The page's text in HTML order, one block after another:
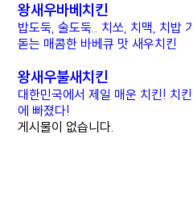
왕새우바베치킨
밥도둑, 술도둑.. 치쏘, 치맥, 치밥
돋는 매콤한 바베큐 맛 새우치킨
왕새우불새치킨
대한민국에서 제일 매운 치킨! 치
에 빠졌다!
게시물이 없습니다.